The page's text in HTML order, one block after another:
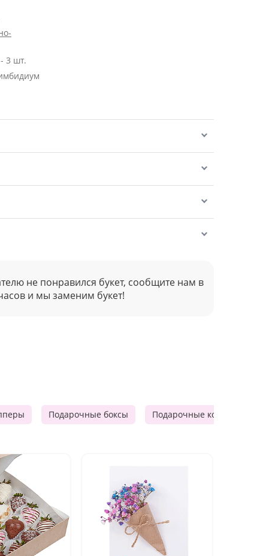
3 шт.
не понравился букет, сообщите нам в
и мы заменим букет!
Подарочные боксы Подарочные корзины